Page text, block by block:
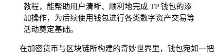
教程，能帮助用户清晰、顺利地完成 TP 钱包的添
加操作，为后续使用钱包进行各类数字资产交易等
活动奠定基础。
在加密货币与区块链所构建的奇妙世界里，钱包宛如一把